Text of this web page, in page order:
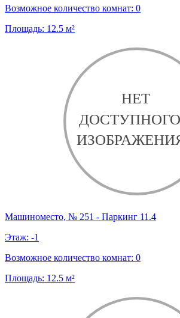
Возможное количество комнат: 0
Площадь: 12.5 м²
Машиноместо, № 251 - Паркинг 11.4
Этаж: -1
Возможное количество комнат: 0
Площадь: 12.5 м²